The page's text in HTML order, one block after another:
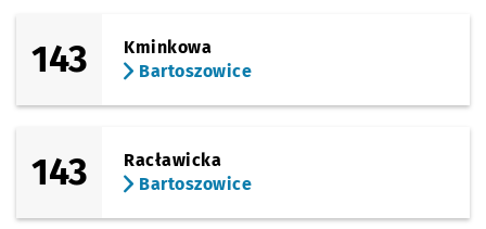
143
Kminkowa
Bartoszowice
143
Racławicka
Bartoszowice